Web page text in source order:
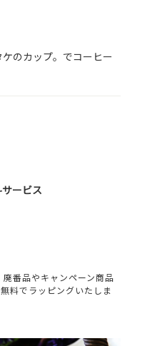
のカップ。でコーヒー
ービス
番品やキャンペーン商品
料でラッピングいたしま